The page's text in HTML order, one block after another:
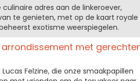
adres aan de linkeroever,
te genieten, met op de kaart royale
exotisme weerspiegelen.
arrondissement met
Felzine, die onze smaakpapillen